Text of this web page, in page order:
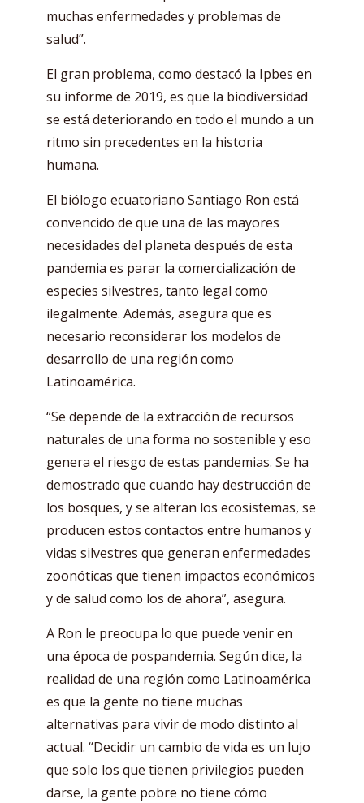
muchas enfermedades y problemas de
salud”.
El gran problema, como destacó la Ipbes en
su informe de 2019, es que la biodiversidad
se está deteriorando en todo el mundo a un
ritmo sin precedentes en la historia
humana.
El biólogo ecuatoriano Santiago Ron está
convencido de que una de las mayores
necesidades del planeta después de esta
pandemia es parar la comercialización de
especies silvestres, tanto legal como
ilegalmente. Además, asegura que es
necesario reconsiderar los modelos de
desarrollo de una región como
Latinoamérica.
“Se depende de la extracción de recursos
naturales de una forma no sostenible y eso
genera el riesgo de estas pandemias. Se ha
demostrado que cuando hay destrucción de
los bosques, y se alteran los ecosistemas, se
producen estos contactos entre humanos y
vidas silvestres que generan enfermedades
zoonóticas que tienen impactos económicos
y de salud como los de ahora”, asegura.
A Ron le preocupa lo que puede venir en
una época de pospandemia. Según dice, la
realidad de una región como Latinoamérica
es que la gente no tiene muchas
alternativas para vivir de modo distinto al
actual. “Decidir un cambio de vida es un lujo
que solo los que tienen privilegios pueden
darse, la gente pobre no tiene cómo